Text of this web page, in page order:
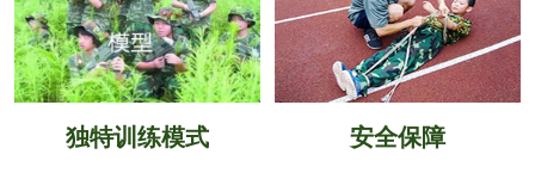
独特训练模式 安全保障